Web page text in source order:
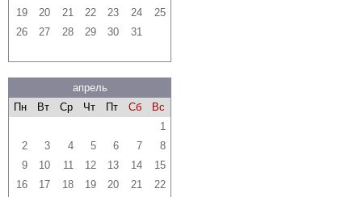
19
20 21 22 23 24
25
26
27 28 29 30 31
апрель
Пн
Вт Ср Чт Пт Сб
Вс
1
2
3 4 5 6 7
8
9
10 11 12 13 14
15
16
17 18 19 20 21
22